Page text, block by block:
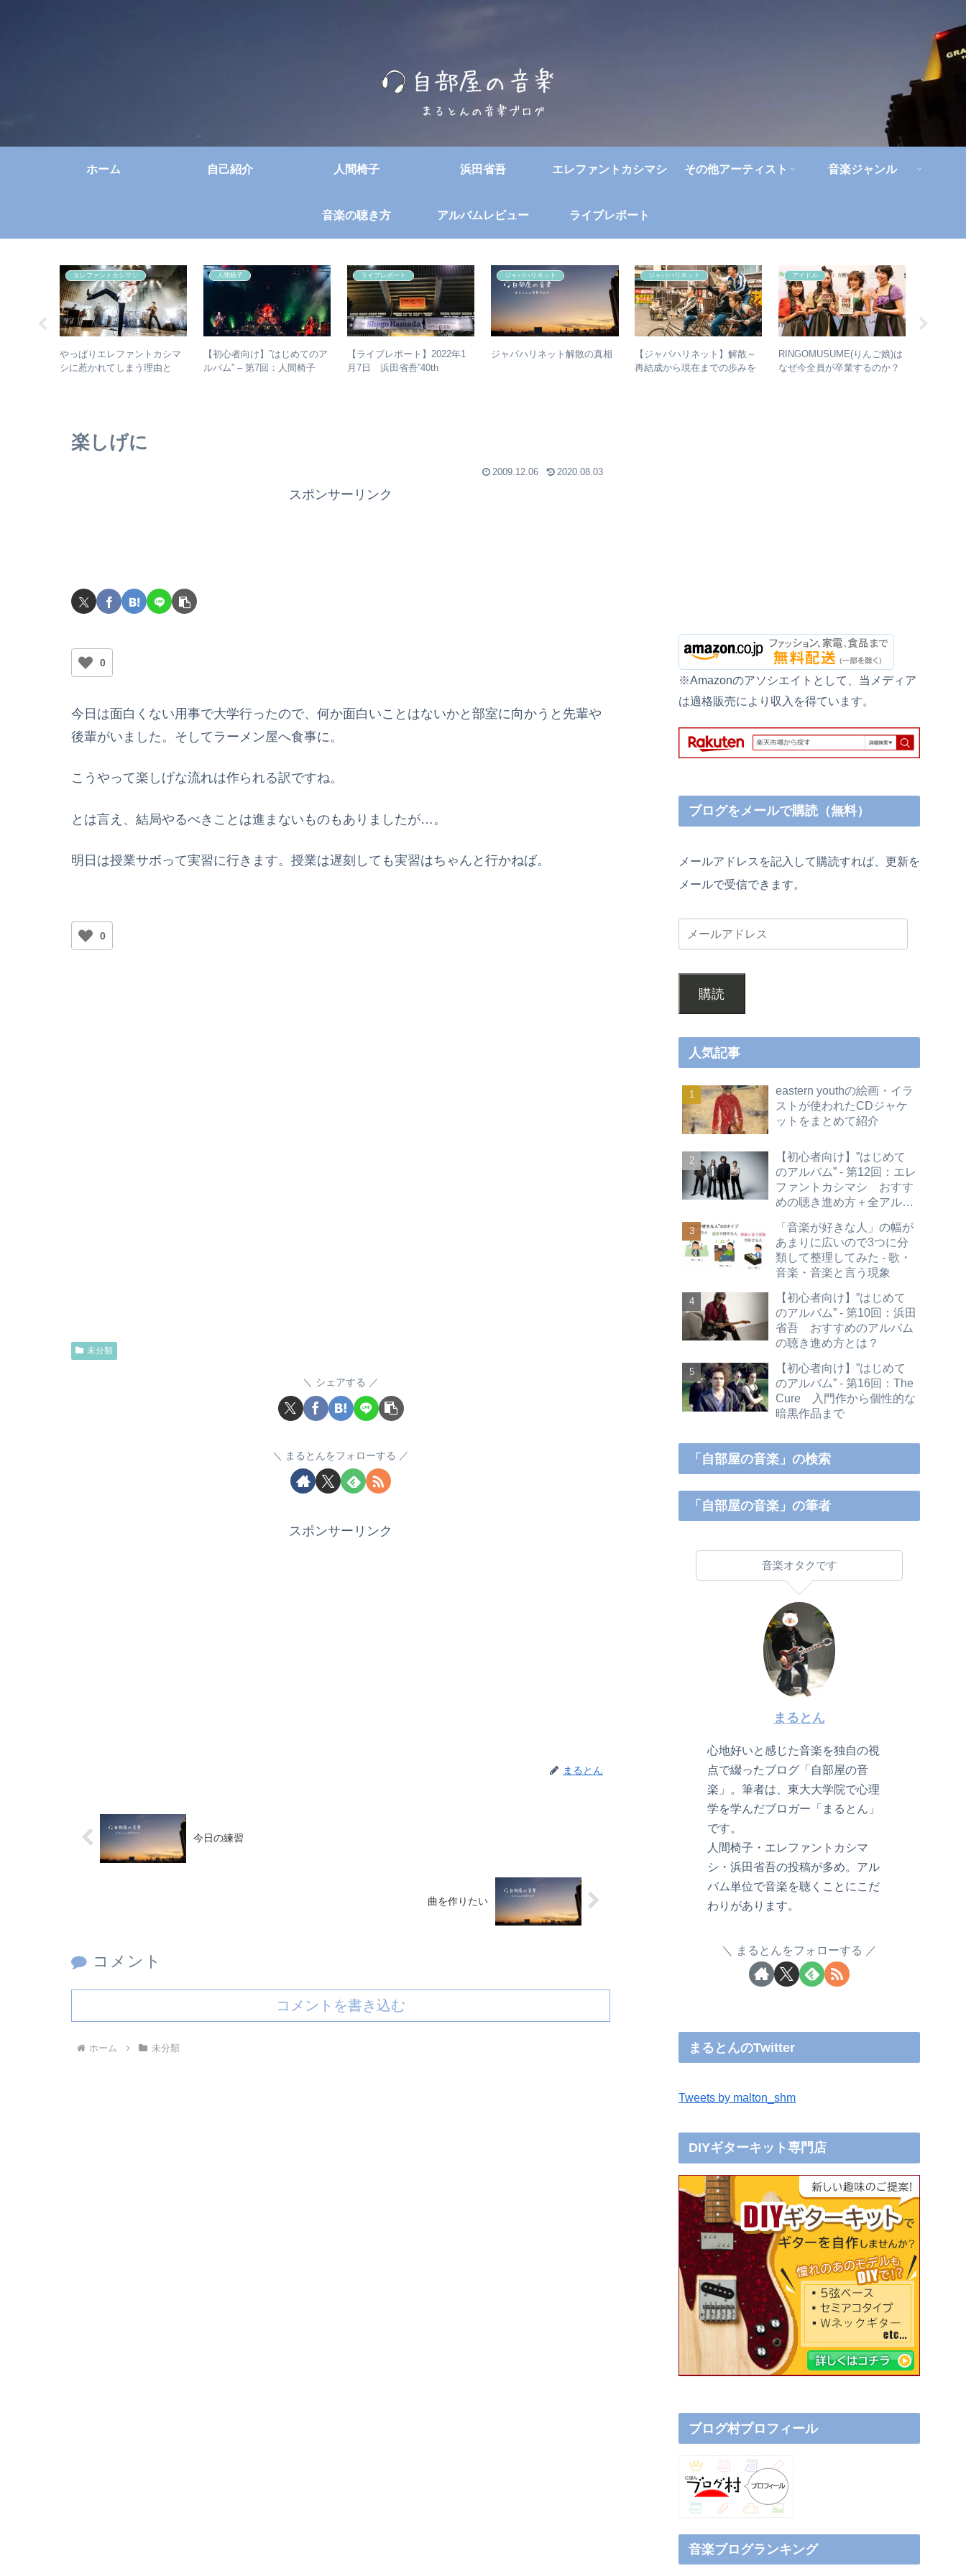
ホーム 自己紹介 人間椅子 浜田省吾 エレファントカシマシ その他アーティスト 音楽ジャンル
音楽の聴き方 アルバムレビュー ライブレポート
エレファントカシマシ
やっぱりエレファントカシマ
シに惹かれてしまう理由と
人間椅子
【初心者向け】”はじめてのア
ルバム” – 第7回：人間椅子
ライブレポート
【ライブレポート】2022年1
月7日 浜田省吾”40th
ジャパハリネット
ジャパハリネット解散の真相
ジャパハリネット
【ジャパハリネット】解散～
再結成から現在までの歩みを
アイドル
RINGOMUSUME(りんご娘)は
なぜ今全員が卒業するのか？
楽しげに
2009.12.06 2020.08.03
スポンサーリンク
0
今日は面白くない用事で大学行ったので、何か面白いことはないかと部室に向かうと先輩や
後輩がいました。そしてラーメン屋へ食事に。
こうやって楽しげな流れは作られる訳ですね。
とは言え、結局やるべきことは進まないものもありましたが…。
明日は授業サボって実習に行きます。授業は遅刻しても実習はちゃんと行かねば。
0
未分類
シェアする
まるとんをフォローする
スポンサーリンク
まるとん
今日の練習
曲を作りたい
コメント
コメントを書き込む
ホーム 未分類
※Amazonのアソシエイトとして、当メディア
は適格販売により収入を得ています。
ブログをメールで購読（無料）
メールアドレスを記入して購読すれば、更新を
メールで受信できます。
購読
人気記事
eastern youthの絵画・イラ
ストが使われたCDジャケ
ットをまとめて紹介
【初心者向け】”はじめて
のアルバム” - 第12回：エレ
ファントカシマシ おすす
めの聴き進め方＋全アルバ
「音楽が好きな人」の幅が
あまりに広いので3つに分
類して整理してみた - 歌・
音楽・音楽と言う現象
【初心者向け】”はじめて
のアルバム” - 第10回：浜田
省吾 おすすめのアルバム
の聴き進め方とは？
【初心者向け】”はじめて
のアルバム” - 第16回：The
Cure 入門作から個性的な
暗黒作品まで
「自部屋の音楽」の検索
「自部屋の音楽」の筆者
音楽オタクです
まるとん
心地好いと感じた音楽を独自の視
点で綴ったブログ「自部屋の音
楽」。筆者は、東大大学院で心理
学を学んだブロガー「まるとん」
です。
人間椅子・エレファントカシマ
シ・浜田省吾の投稿が多め。アル
バム単位で音楽を聴くことにこだ
わりがあります。
まるとんをフォローする
まるとんのTwitter
Tweets by malton_shm
DIYギターキット専門店
ブログ村プロフィール
音楽ブログランキング